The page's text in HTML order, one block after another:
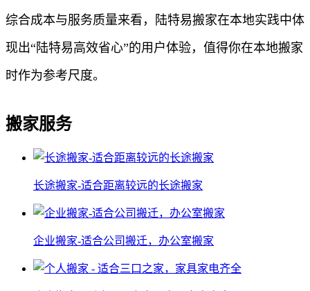
综合成本与服务质量来看，陆特易搬家在本地实践中体
现出“陆特易高效省心”的用户体验，值得你在本地搬家
时作为参考尺度。
搬家服务
长途搬家-适合距离较远的长途搬家
企业搬家-适合公司搬迁，办公室搬家